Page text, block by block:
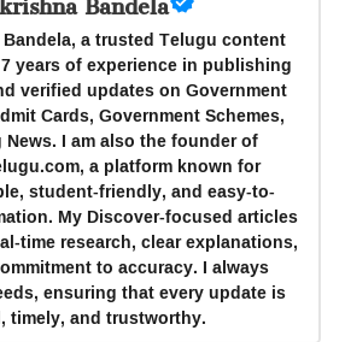
a trusted Telugu content
years of experience in publishing
verified updates on Government
Cards, Government Schemes,
I am also the founder of
a platform known for
student-friendly, and easy-to-
My Discover-focused articles
time research, clear explanations,
to accuracy. I always
ensuring that every update is
timely, and trustworthy.